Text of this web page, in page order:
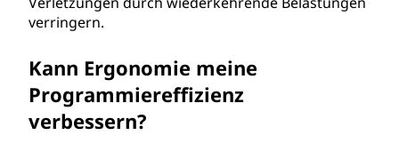
verringern.
Kann Ergonomie meine
Programmiereffizienz
verbessern?